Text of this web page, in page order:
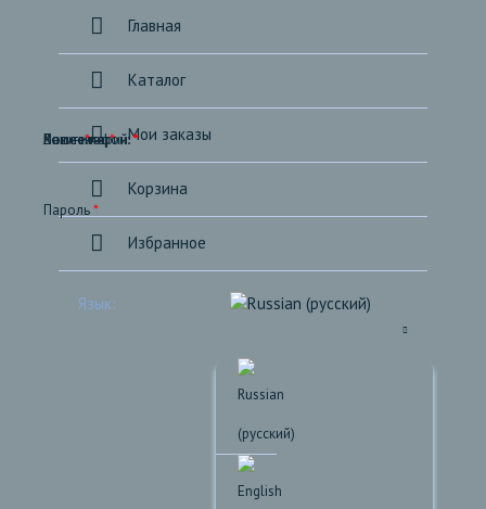
Главная
Каталог
Мои заказы
Корзина
Избранное
Язык:
Ваше имя:*
Ваш телефон:*
Комментарий:*
Логин*
Пароль*